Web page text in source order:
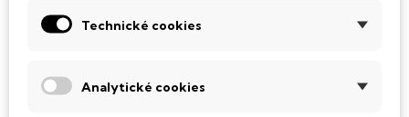
SSD Disk
Technické cookies
Analytické cookies